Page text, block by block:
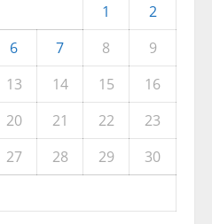
1
2
6 7 8
9
13 14 15
16
20 21 22
23
27 28 29
30